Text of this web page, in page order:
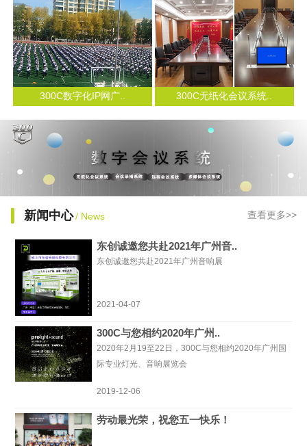
300C数字化IP网广.. 300C无纸化会议系统..
新闻中心 / News 查看更多>>
东创诚邀您共赴2021年广州音..
东创诚邀您共赴2021年广州音响展
2021-04-07
300C与您相约2020年广州..
2020年2月19至22日，300C与您相约2020年广州国
际专业灯光、音响展览会
2019-12-06
劳动最光荣，祝您五一快乐！